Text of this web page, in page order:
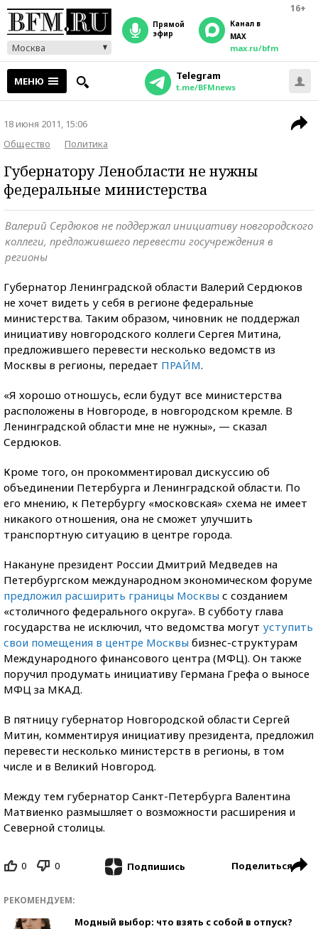
16+
Москва
прямой
эфир
Канал в
MAX
max.ru/bfm
МЕНЮ Telegram
t.me/BFMnews
18 июня 2011, 15:06
Общество
Политика
Губернатору Ленобласти не нужны
федеральные министерства
Валерий Сердюков не поддержал инициативу новгородского
коллеги, предложившего перевести госучреждения в
регионы
Губернатор Ленинградской области Валерий Сердюков
не хочет видеть у себя в регионе федеральные
министерства. Таким образом, чиновник не поддержал
инициативу новгородского коллеги Сергея Митина,
предложившего перевести несколько ведомств из
Москвы в регионы, передает ПРАЙМ.
«Я хорошо отношусь, если будут все министерства
расположены в Новгороде, в новгородском кремле. В
Ленинградской области мне не нужны», — сказал
Сердюков.
Кроме того, он прокомментировал дискуссию об
объединении Петербурга и Ленинградской области. По
его мнению, к Петербургу «московская» схема не имеет
никакого отношения, она не сможет улучшить
транспортную ситуацию в центре города.
Накануне президент России Дмитрий Медведев на
Петербургском международном экономическом форуме
предложил расширить границы Москвы с созданием
«столичного федерального округа». В субботу глава
государства не исключил, что ведомства могут уступить
свои помещения в центре Москвы бизнес-структурам
Международного финансового центра (МФЦ). Он также
поручил продумать инициативу Германа Грефа о выносе
МФЦ за МКАД.
В пятницу губернатор Новгородской области Сергей
Митин, комментируя инициативу президента, предложил
перевести несколько министерств в регионы, в том
числе и в Великий Новгород.
Между тем губернатор Санкт-Петербурга Валентина
Матвиенко размышляет о возможности расширения и
Северной столицы.
0 0 Подпишись Поделиться
РЕКОМЕНДУЕМ:
Модный выбор: что взять с собой в отпуск?